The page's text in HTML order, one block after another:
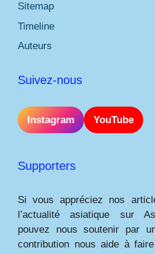
Sitemap
Timeline
Auteurs
Suivez-nous
Instagram YouTube
Supporters
Si vous appréciez nos
l’actualité asiatique sur
pouvez nous soutenir par
contribution nous aide à